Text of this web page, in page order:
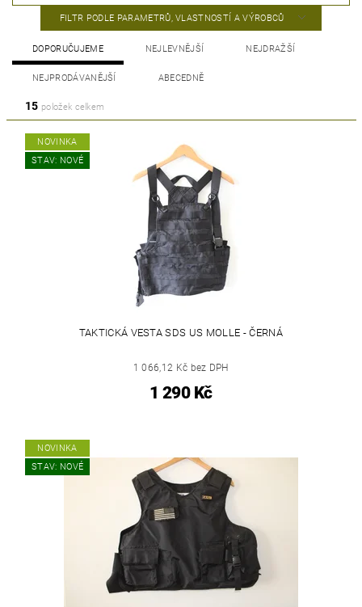
FILTR PODLE PARAMETRŮ, VLASTNOSTÍ A VÝROBCŮ
DOPORUČUJEME NEJLEVNĚJŠÍ NEJDRAŽŠÍ
NEJPRODÁVANĚJŠÍ ABECEDNĚ
15 položek celkem
NOVINKA
STAV: NOVÉ
TAKTICKÁ VESTA SDS US MOLLE - ČERNÁ
1 066,12 Kč bez DPH
1 290 Kč
NOVINKA
STAV: NOVÉ